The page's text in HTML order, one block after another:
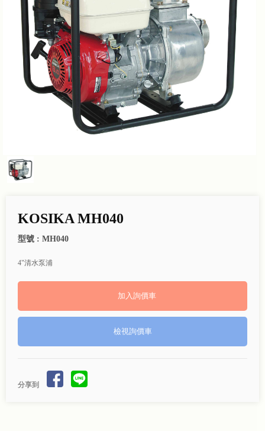
KOSIKA MH040
型號 : MH040
4"清水泵浦
檢視詢價車
分享到